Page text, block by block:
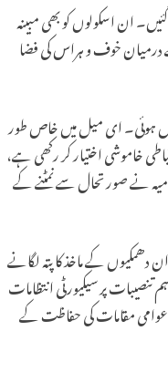
ان اسکولوں کو بھی مبینہ
درمیان خوف و ہراس کی فضا
دھمکی موصول ہوئی۔ ای میل میں خاص طور
خاموشی اختیار کر رکھی ہے،
نے صورتحال سے نمٹنے کے
دھمکیوں کے ماخذ کا پتہ لگانے
پر سیکیورٹی انتظامات
عوامی مقامات کی حفاظت کے